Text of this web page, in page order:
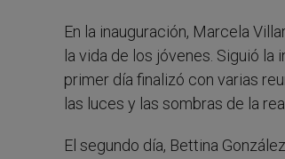
En la inauguración, Marcela
la vida de los jóvenes. Siguió la
primer día finalizó con varias
las luces y las sombras de la
El segundo día, Bettina